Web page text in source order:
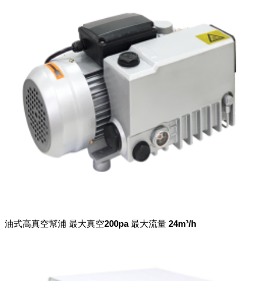
油式高真空幫浦 最大真空200pa 最大流量 24m³/h